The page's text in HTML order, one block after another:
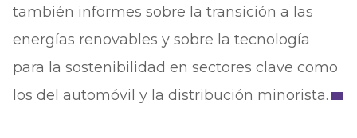
también informes sobre la transición a las
energías renovables y sobre la tecnología
para la sostenibilidad en sectores clave como
los del automóvil y la distribución minorista.